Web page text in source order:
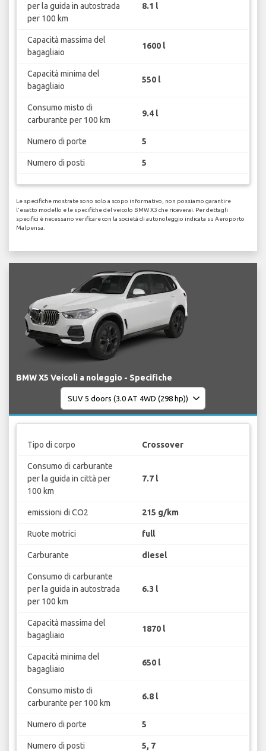
per la guida in autostrada
per 100 km
8.1 l
Capacità massima del
bagagliaio
1600 l
Capacità minima del
bagagliaio
550 l
Consumo misto di
carburante per 100 km
9.4 l
Numero di porte 5
Numero di posti 5
Le specifiche mostrate sono solo a scopo informativo, non possiamo garantire
l'esatto modello e le specifiche del veicolo BMW X3 che riceverai. Per dettagli
specifici è necessario verificare con la società di autonoleggio indicata su Aeroporto
Malpensa.
BMW X5 Veicoli a noleggio - Specifiche
Tipo di corpo Crossover
Consumo di carburante
per la guida in città per
100 km
7.7 l
emissioni di CO2 215 g/km
Ruote motrici full
Carburante diesel
Consumo di carburante
per la guida in autostrada
per 100 km
6.3 l
Capacità massima del
bagagliaio
1870 l
Capacità minima del
bagagliaio
650 l
Consumo misto di
carburante per 100 km
6.8 l
Numero di porte 5
Numero di posti 5, 7